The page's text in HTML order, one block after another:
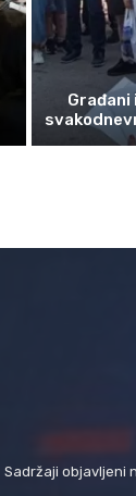
Građani
Sadržaji objavljeni